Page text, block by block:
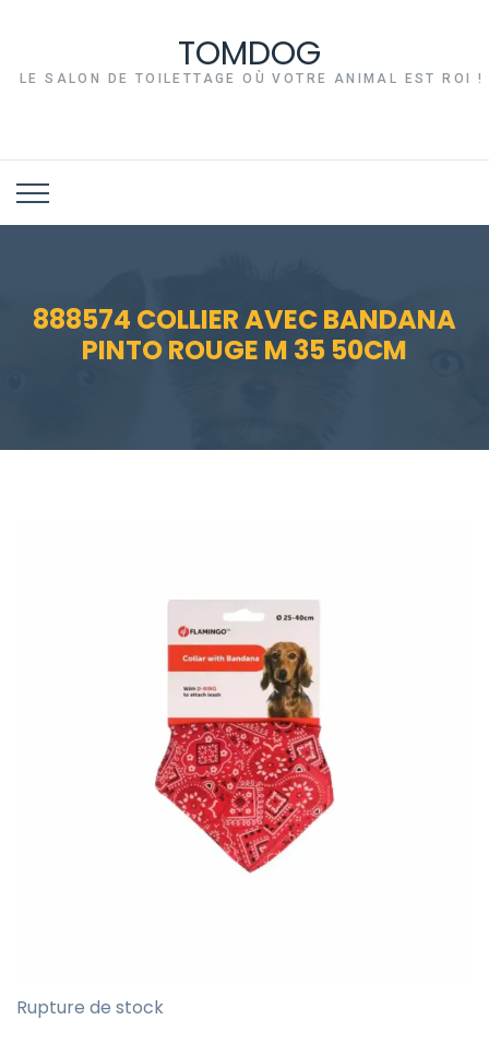
TOMDOG
LE SALON DE TOILETTAGE OÙ VOTRE ANIMAL EST ROI !
888574 COLLIER AVEC BANDANA
PINTO ROUGE M 35 50CM
Rupture de stock